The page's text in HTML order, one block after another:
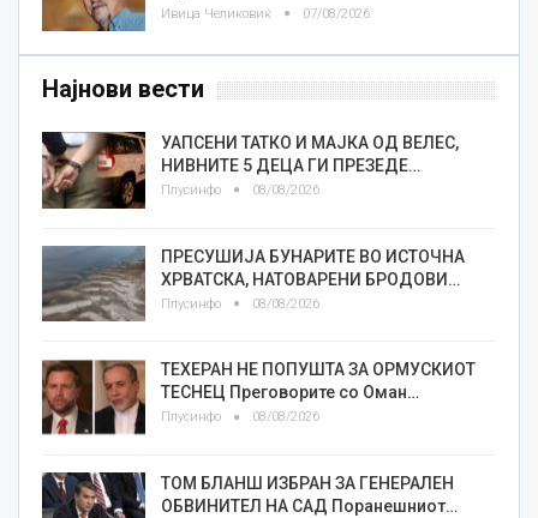
Ивица Челиковиќ 07/08/2026
Најнови вести
УАПСЕНИ ТАТКО И МАЈКА ОД ВЕЛЕС,
НИВНИТЕ 5 ДЕЦА ГИ ПРЕЗЕДЕ…
Плусинфо 08/08/2026
ПРЕСУШИЈА БУНАРИТЕ ВО ИСТОЧНА
ХРВАТСКА, НАТОВАРЕНИ БРОДОВИ…
Плусинфо 08/08/2026
ТЕХЕРАН НЕ ПОПУШТА ЗА ОРМУСКИОТ
ТЕСНЕЦ Преговорите со Оман…
Плусинфо 08/08/2026
ТОМ БЛАНШ ИЗБРАН ЗА ГЕНЕРАЛЕН
ОБВИНИТЕЛ НА САД Поранешниот…